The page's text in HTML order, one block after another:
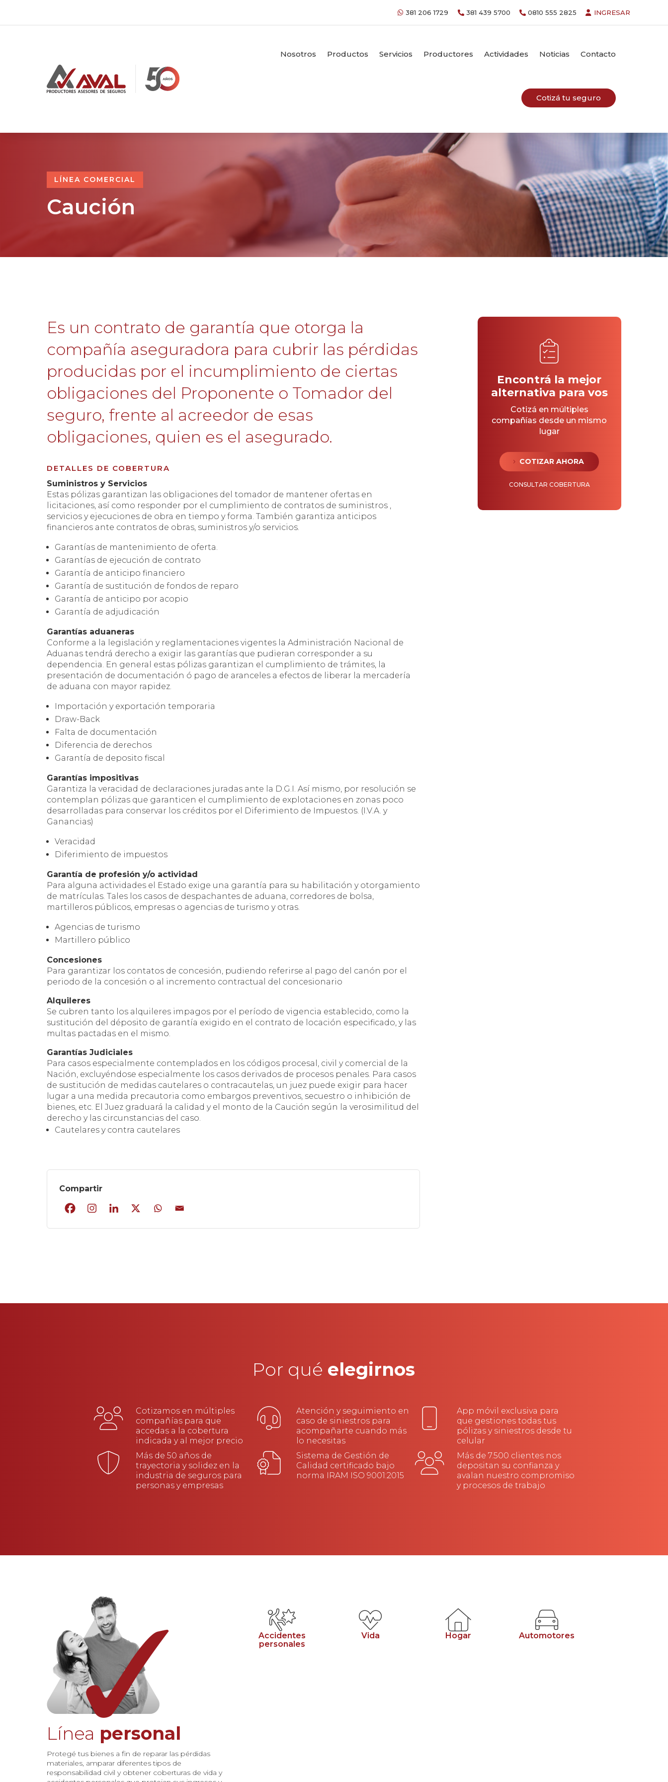
381 206 1729 381 439 5700 0810 555 2825 INGRESAR
Nosotros Productos Servicios Productores Actividades Noticias Contacto
Cotizá tu seguro
LÍNEA COMERCIAL
Caución
Es un contrato de garantía que otorga la
compañía aseguradora para cubrir las pérdidas
producidas por el incumplimiento de ciertas
obligaciones del Proponente o Tomador del
seguro, frente al acreedor de esas
obligaciones, quien es el asegurado.
DETALLES DE COBERTURA
Suministros y Servicios
Estas pólizas garantizan las obligaciones del tomador de mantener ofertas en
licitaciones, así como responder por el cumplimiento de contratos de suministros ,
servicios y ejecuciones de obra en tiempo y forma. También garantiza anticipos
financieros ante contratos de obras, suministros y/o servicios.
Garantías de mantenimiento de oferta.
Garantías de ejecución de contrato
Garantía de anticipo financiero
Garantía de sustitución de fondos de reparo
Garantía de anticipo por acopio
Garantía de adjudicación
Garantías aduaneras
Conforme a la legislación y reglamentaciones vigentes la Administración Nacional de
Aduanas tendrá derecho a exigir las garantías que pudieran corresponder a su
dependencia. En general estas pólizas garantizan el cumplimiento de trámites, la
presentación de documentación ó pago de aranceles a efectos de liberar la mercadería
de aduana con mayor rapidez.
Importación y exportación temporaria
Draw-Back
Falta de documentación
Diferencia de derechos
Garantía de deposito fiscal
Garantías impositivas
Garantiza la veracidad de declaraciones juradas ante la D.G.I. Así mismo, por resolución se
contemplan pólizas que garanticen el cumplimiento de explotaciones en zonas poco
desarrolladas para conservar los créditos por el Diferimiento de Impuestos. (I.V.A. y
Ganancias)
Veracidad
Diferimiento de impuestos
Garantía de profesión y/o actividad
Para alguna actividades el Estado exige una garantía para su habilitación y otorgamiento
de matrículas. Tales los casos de despachantes de aduana, corredores de bolsa,
martilleros públicos, empresas o agencias de turismo y otras.
Agencias de turismo
Martillero público
Concesiones
Para garantizar los contatos de concesión, pudiendo referirse al pago del canón por el
periodo de la concesión o al incremento contractual del concesionario
Alquileres
Se cubren tanto los alquileres impagos por el período de vigencia establecido, como la
sustitución del déposito de garantía exigido en el contrato de locación especificado, y las
multas pactadas en el mismo.
Garantías Judiciales
Para casos especialmente contemplados en los códigos procesal, civil y comercial de la
Nación, excluyéndose especialmente los casos derivados de procesos penales. Para casos
de sustitución de medidas cautelares o contracautelas, un juez puede exigir para hacer
lugar a una medida precautoria como embargos preventivos, secuestro o inhibición de
bienes, etc. El Juez graduará la calidad y el monto de la Caución según la verosimilitud del
derecho y las circunstancias del caso.
Cautelares y contra cautelares
Compartir
Encontrá la mejor
alternativa para vos
Cotizá en múltiples
compañías desde un mismo
lugar
COTIZAR AHORA
CONSULTAR COBERTURA
Por qué elegirnos
Cotizamos en múltiples
compañías para que
accedas a la cobertura
indicada y al mejor precio
Atención y seguimiento en
caso de siniestros para
acompañarte cuando más
lo necesitas
App móvil exclusiva para
que gestiones todas tus
pólizas y siniestros desde tu
celular
Más de 50 años de
trayectoria y solidez en la
industria de seguros para
personas y empresas
Sistema de Gestión de
Calidad certificado bajo
norma IRAM ISO 9001:2015
Más de 7.500 clientes nos
depositan su confianza y
avalan nuestro compromiso
y procesos de trabajo
Línea personal
Protegé tus bienes a fin de reparar las pérdidas
materiales, amparar diferentes tipos de
responsabilidad civil y obtener coberturas de vida y
Accidentes
personales
Vida Hogar Automotores